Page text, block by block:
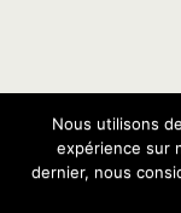
Nous utilisons
expérience sur
dernier, nous